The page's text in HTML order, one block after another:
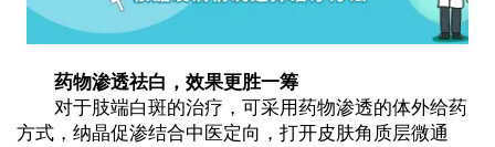
药物渗透祛白，效果更胜一筹
对于肢端白斑的治疗，可采用药物渗透的体外给药
方式，纳晶促渗结合中医定向，打开皮肤角质层微通